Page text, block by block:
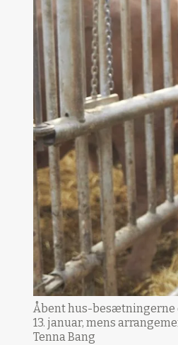
Åbent hus-besætningerne
13. januar, mens
Tenna Bang